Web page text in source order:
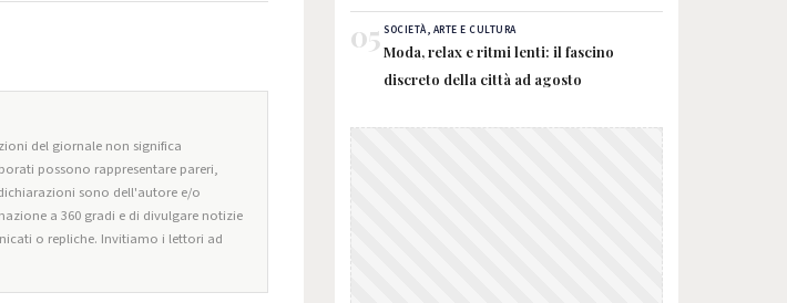
del giornale non significa
possono rappresentare pareri,
sono dell'autore e/o
a 360 gradi e di divulgare notizie
o repliche. Invitiamo i lettori ad
05 SOCIETÀ, ARTE E CULTURA
Moda, relax e ritmi lenti: il fascino
discreto della città ad agosto